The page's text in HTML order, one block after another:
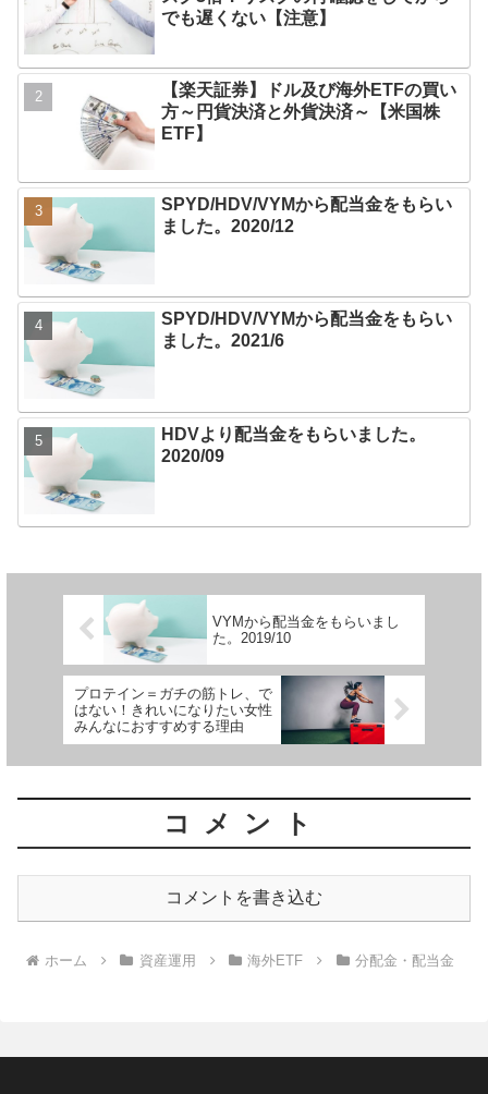
でも遅くない【注意】
【楽天証券】ドル及び海外ETFの買い
方～円貨決済と外貨決済～【米国株
ETF】
SPYD/HDV/VYMから配当金をもらい
ました。2020/12
SPYD/HDV/VYMから配当金をもらい
ました。2021/6
HDVより配当金をもらいました。
2020/09
VYMから配当金をもらいまし
た。2019/10
プロテイン＝ガチの筋トレ、で
はない！きれいになりたい女性
みんなにおすすめする理由
コメント
コメントを書き込む
ホーム 資産運用 海外ETF 分配金・配当金